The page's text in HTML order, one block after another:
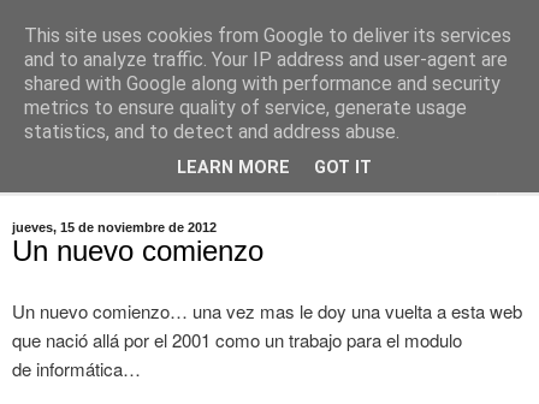
Dawolf
Blog, cine, fotografia, programación
jueves, 15 de noviembre de 2012
Un nuevo comienzo
Un nuevo comienzo… una vez mas le doy una vuelta a esta web
que nació allá por el 2001 como un trabajo para el modulo
de informática…
This site uses cookies from Google to deliver its services
and to analyze traffic. Your IP address and user-agent are
shared with Google along with performance and security
metrics to ensure quality of service, generate usage
statistics, and to detect and address abuse.
LEARN MORE GOT IT